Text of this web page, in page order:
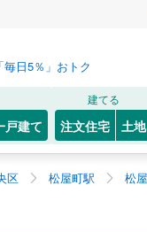
日5％」おトク
戸建て
建てる
注文住宅 土地
区 松屋町駅 松